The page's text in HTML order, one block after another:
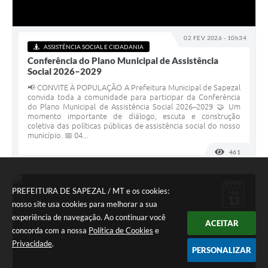
PREFEITURA DE SAPEZAL / MT e os cookies:
nosso site usa cookies para melhorar a sua
experiência de navegação. Ao continuar você
concorda com a nossa Política de Cookies e
Privacidade.
ACEITAR
PERSONALIZAR
02 FEV 2026 - 10h34
ASSISTÊNCIA SOCIAL E CIDADANIA
Conferência do Plano Municipal de Assistência
Social 2026–2029
📢 CONVITE À POPULAÇÃO A Prefeitura Municipal de Sapezal
convida toda a comunidade para participar da Conferência
do Plano Municipal de Assistência Social 2026–2029 🤝 Um
momento importante de diálogo, escuta e construção
coletiva das políticas públicas de assistência social do nosso
município. 📅 04...
461